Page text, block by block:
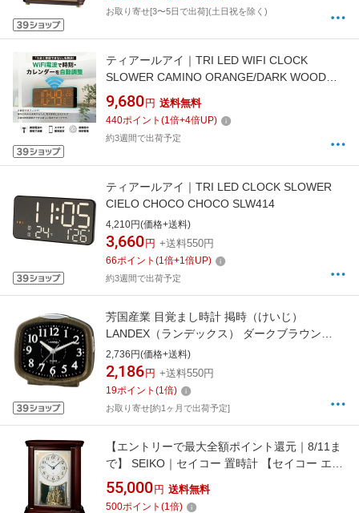
お取り寄せ[3〜5日で出荷](土日祝を除く)
ティアールアイ｜TRI LED WIFI CLOCK
SLOWER CAMINO ORANGE/DARK WOOD
ORANGE／DARK WOOD SLW430
9,680 円 送料無料
440ポイント (1倍+4倍UP)
約3週間で出荷予定
ティアールアイ｜TRI LED CLOCK SLOWER
CIELO CHOCO CHOCO SLW414
4,210円(価格+送料)
3,660 円 +送料550円
66ポイント (1倍+1倍UP)
約3週間で出荷予定
芳国産業 目覚まし時計 掲時（けいじ）
LANDEX（ランデックス） ダークブラウン
YT5315DBR [アナログ]
2,736円(価格+送料)
2,186 円 +送料550円
19ポイント (1倍)
お取り寄せ[約1ヶ月で出荷予定]
【エントリーで最大全額ポイント還元｜8/11ま
で】 SEIKO｜セイコー 置時計 【セイコー エム
ブレム】 濃茶 HW204B [電波自動受信機能有]
55,000 円 送料無料
500ポイント (1倍)